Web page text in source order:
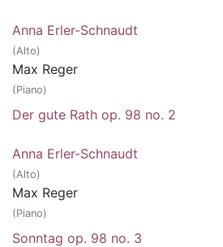
Anna Erler-Schnaudt
(Alto)
Max Reger
(Piano)
Der gute Rath op. 98 no. 2
Anna Erler-Schnaudt
(Alto)
Max Reger
(Piano)
Sonntag op. 98 no. 3